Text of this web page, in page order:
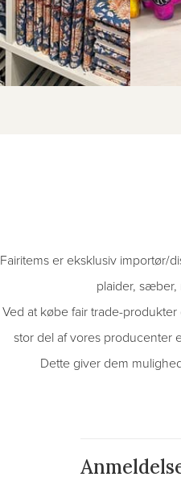
Fairitems er eksklusiv importør/
plaider, sæber,
Ved at købe fair trade-
stor del af vores producenter
Dette giver dem